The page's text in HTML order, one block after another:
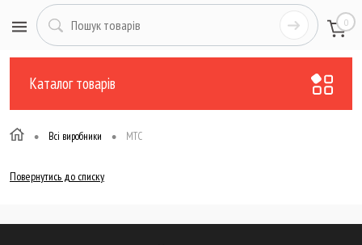
0
Каталог товарів
• Всі виробники • МТС
Повернутись до списку